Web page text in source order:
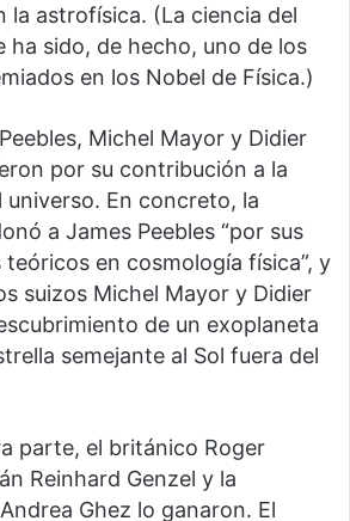
la astrofísica. (La ciencia del
ha sido, de hecho, uno de los
en los Nobel de Física.)
Michel Mayor y Didier
por su contribución a la
En concreto, la
a James Peebles “por sus
en cosmología física”, y
suizos Michel Mayor y Didier
de un exoplaneta
semejante al Sol fuera del
parte, el británico Roger
Reinhard Genzel y la
Ghez lo ganaron. El